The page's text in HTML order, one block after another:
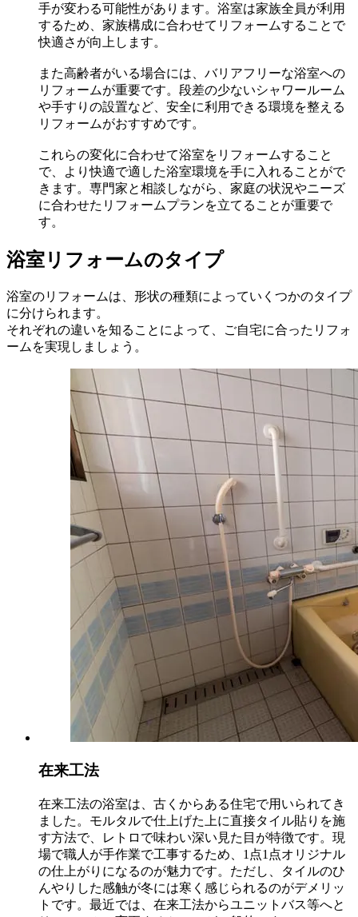
手が変わる可能性があります。浴室は家族全員が利用
するため、家族構成に合わせてリフォームすることで
快適さが向上します。
また高齢者がいる場合には、バリアフリーな浴室への
リフォームが重要です。段差の少ないシャワールーム
や手すりの設置など、安全に利用できる環境を整える
リフォームがおすすめです。
これらの変化に合わせて浴室をリフォームすること
で、より快適で適した浴室環境を手に入れることがで
きます。専門家と相談しながら、家庭の状況やニーズ
に合わせたリフォームプランを立てることが重要で
す。
浴室リフォームのタイプ
浴室のリフォームは、形状の種類によっていくつかのタイプ
に分けられます。
それぞれの違いを知ることによって、ご自宅に合ったリフォ
ームを実現しましょう。
在来工法
在来工法の浴室は、古くからある住宅で用いられてき
ました。モルタルで仕上げた上に直接タイル貼りを施
す方法で、レトロで味わい深い見た目が特徴です。現
場で職人が手作業で工事するため、1点1点オリジナル
の仕上がりになるのが魅力です。ただし、タイルのひ
んやりした感触が冬には寒く感じられるのがデメリッ
トです。最近では、在来工法からユニットバス等へと